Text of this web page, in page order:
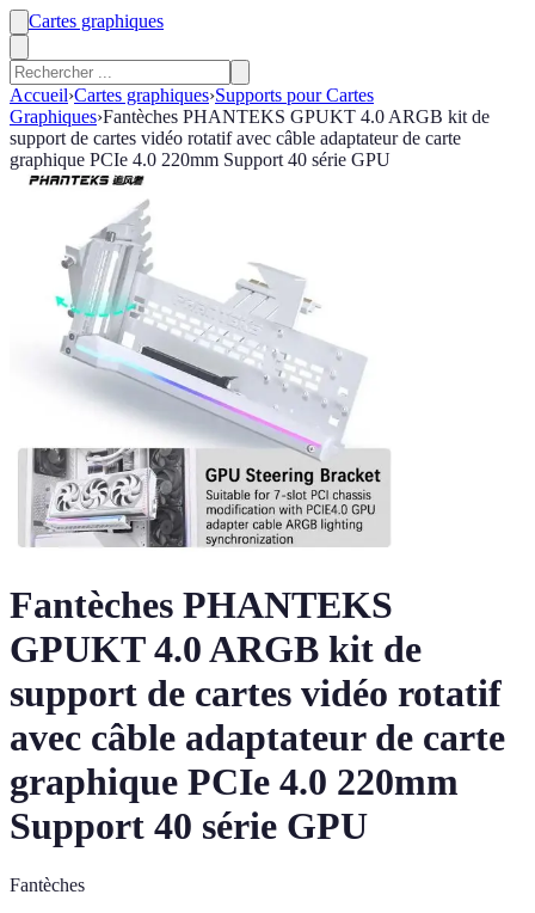
Cartes graphiques
Accueil›Cartes graphiques›Supports pour Cartes
Graphiques›Fantèches PHANTEKS GPUKT 4.0 ARGB kit de
support de cartes vidéo rotatif avec câble adaptateur de carte
graphique PCIe 4.0 220mm Support 40 série GPU
Fantèches PHANTEKS
GPUKT 4.0 ARGB kit de
support de cartes vidéo rotatif
avec câble adaptateur de carte
graphique PCIe 4.0 220mm
Support 40 série GPU
Fantèches